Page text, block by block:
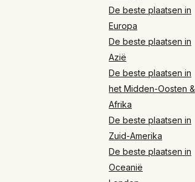
De beste plaatsen in
Europa
De beste plaatsen in
Azië
De beste plaatsen in
het Midden-Oosten &
Afrika
De beste plaatsen in
Zuid-Amerika
De beste plaatsen in
Oceanië